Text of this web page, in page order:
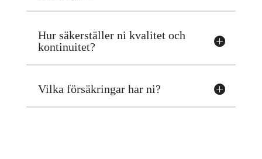
Hur säkerställer ni kvalitet och
kontinuitet?
Vilka försäkringar har ni?